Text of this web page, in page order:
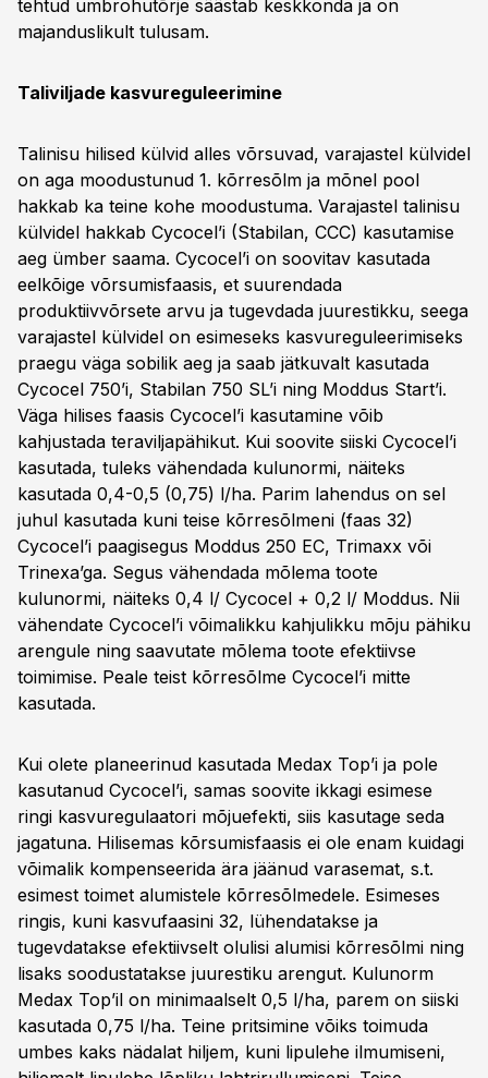
tehtud umbrohutõrje säästab keskkonda ja on
majanduslikult tulusam.
Taliviljade kasvureguleerimine
Talinisu hilised külvid alles võrsuvad, varajastel külvidel
on aga moodustunud 1. kõrresõlm ja mõnel pool
hakkab ka teine kohe moodustuma. Varajastel talinisu
külvidel hakkab Cycocel’i (Stabilan, CCC) kasutamise
aeg ümber saama. Cycocel’i on soovitav kasutada
eelkõige võrsumisfaasis, et suurendada
produktiivvõrsete arvu ja tugevdada juurestikku, seega
varajastel külvidel on esimeseks kasvureguleerimiseks
praegu väga sobilik aeg ja saab jätkuvalt kasutada
Cycocel 750’i, Stabilan 750 SL’i ning Moddus Start’i.
Väga hilises faasis Cycocel’i kasutamine võib
kahjustada teraviljapähikut. Kui soovite siiski Cycocel’i
kasutada, tuleks vähendada kulunormi, näiteks
kasutada 0,4-0,5 (0,75) l/ha. Parim lahendus on sel
juhul kasutada kuni teise kõrresõlmeni (faas 32)
Cycocel’i paagisegus Moddus 250 EC, Trimaxx või
Trinexa’ga. Segus vähendada mõlema toote
kulunormi, näiteks 0,4 l/ Cycocel + 0,2 l/ Moddus. Nii
vähendate Cycocel’i võimalikku kahjulikku mõju pähiku
arengule ning saavutate mõlema toote efektiivse
toimimise. Peale teist kõrresõlme Cycocel’i mitte
kasutada.
Kui olete planeerinud kasutada Medax Top’i ja pole
kasutanud Cycocel’i, samas soovite ikkagi esimese
ringi kasvuregulaatori mõjuefekti, siis kasutage seda
jagatuna. Hilisemas kõrsumisfaasis ei ole enam kuidagi
võimalik kompenseerida ära jäänud varasemat, s.t.
esimest toimet alumistele kõrresõlmedele. Esimeses
ringis, kuni kasvufaasini 32, lühendatakse ja
tugevdatakse efektiivselt olulisi alumisi kõrresõlmi ning
lisaks soodustatakse juurestiku arengut. Kulunorm
Medax Top’il on minimaalselt 0,5 l/ha, parem on siiski
kasutada 0,75 l/ha. Teine pritsimine võiks toimuda
umbes kaks nädalat hiljem, kuni lipulehe ilmumiseni,